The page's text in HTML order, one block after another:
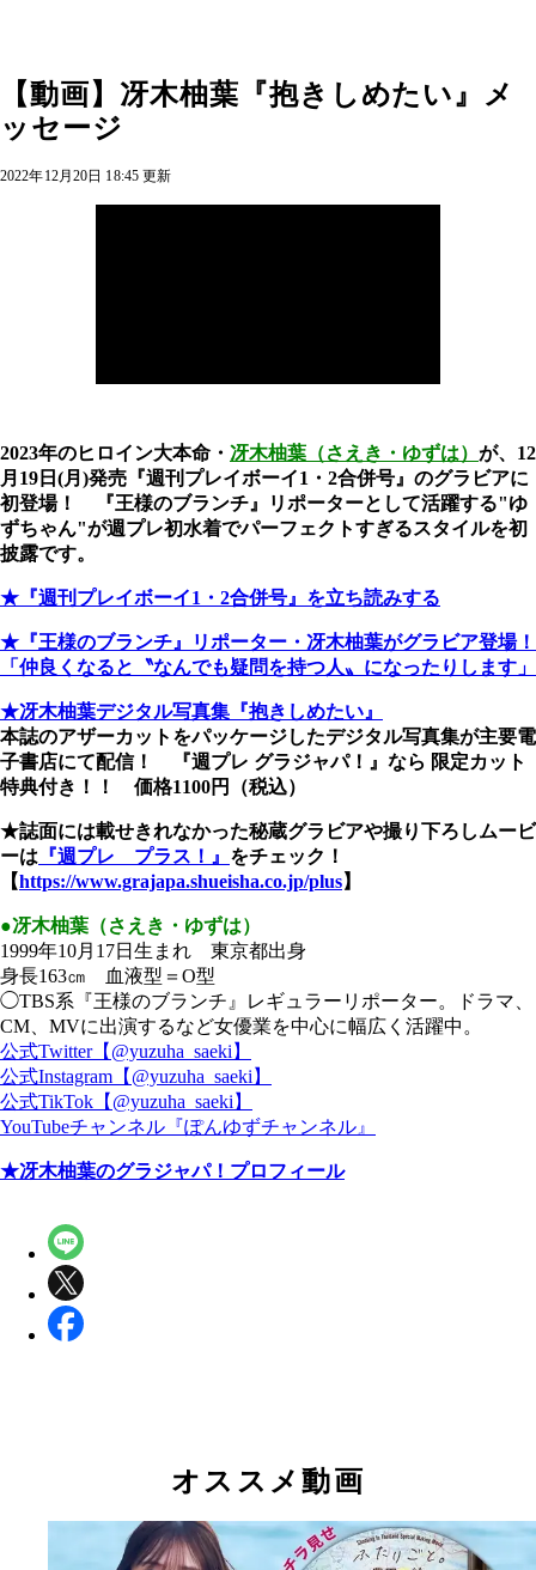
【動画】冴木柚葉『抱きしめたい』メ
ッセージ
2022年12月20日 18:45 更新
2023年のヒロイン大本命・ 冴木柚葉（さえき・ゆずは） が、12
月19日(月)発売『週刊プレイボーイ1・2合併号』のグラビアに
初登場！ 『王様のブランチ』リポーターとして活躍する"ゆ
ずちゃん"が週プレ初水着でパーフェクトすぎるスタイルを初
披露です。
★『週刊プレイボーイ1・2合併号』を立ち読みする
★『王様のブランチ』リポーター・冴木柚葉がグラビア登場！
「仲良くなると〝なんでも疑問を持つ人〟になったりします」
★冴木柚葉デジタル写真集『抱きしめたい』
本誌のアザーカットをパッケージしたデジタル写真集が主要電
子書店にて配信！ 『週プレ グラジャパ！』なら 限定カット
特典付き！！ 価格1100円（税込）
★誌面には載せきれなかった秘蔵グラビアや撮り下ろしムービ
ーは 『週プレ プラス！』 をチェック！
【https://www.grajapa.shueisha.co.jp/plus】
●冴木柚葉（さえき・ゆずは）
1999年10月17日生まれ 東京都出身
身長163㎝ 血液型＝O型
◯TBS系『王様のブランチ』レギュラーリポーター。ドラマ、
CM、MVに出演するなど女優業を中心に幅広く活躍中。
公式Twitter【@yuzuha_saeki】
公式Instagram【@yuzuha_saeki】
公式TikTok【@yuzuha_saeki】
YouTubeチャンネル『ぽんゆずチャンネル』
★冴木柚葉のグラジャパ！プロフィール
オススメ動画